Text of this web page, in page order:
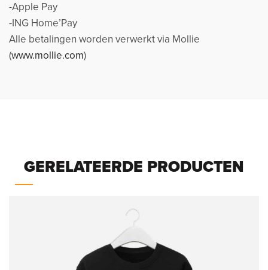
-Apple Pay
-ING Home’Pay
Alle betalingen worden verwerkt via Mollie
(www.mollie.com)
GERELATEERDE PRODUCTEN